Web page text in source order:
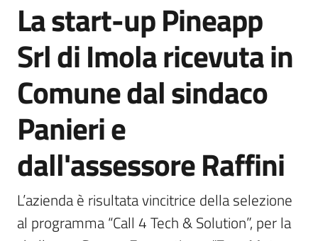
Novità
Menu selezionato
Vivere
Imola
V
Salta al contenuto
La start-up Pineapp
Srl di Imola ricevuta in
Comune dal sindaco
Panieri e
dall'assessore Raffini
L’azienda è risultata vincitrice della selezione
al programma “Call 4 Tech & Solution”, per la